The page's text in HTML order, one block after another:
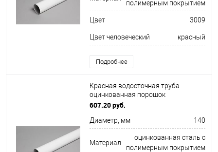
полимерным покрытием
Цвет 3009
Цвет человеческий красный
Подробнее
Красная водосточная труба
оцинкованная порошок
ф140х1250мм RAL 3013
607.20 руб.
Диаметр, мм 140
Материал
оцинкованная сталь с
полимерным покрытием